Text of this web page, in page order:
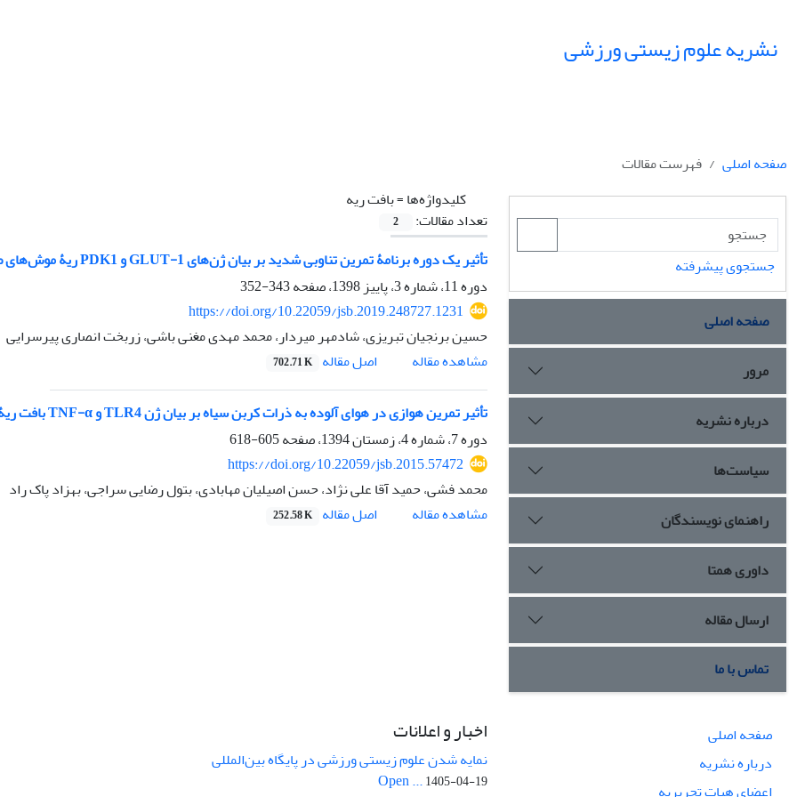
نشریه علوم زیستی ورزشی
صفحه اصلی
فهرست مقالات
کلیدواژه‌ها =بافت ریه
تعداد مقالات:
2
تأثیر یک دوره برنامۀ تمرین تناوبی شدید بر بیان ژن‌های GLUT-1 و PDK1 ریۀ موش‌های صحرایی
دوره 11، شماره 3، پاییز 1398، صفحه
343-352
https://doi.org/10.22059/jsb.2019.248727.1231
حسین برنجیان تبریزی، شادمهر میردار، محمد مهدی مغنی باشی، زربخت انصاری پیرسرایی
مشاهده مقاله
اصل مقاله 702.71 K
تأثیر تمرین هوازی در هوای آلوده به ذرات کربن سیاه بر بیان ژن TLR4 و TNF-α بافت ریۀ موش‌های صحرایی نر
دوره 7، شماره 4، زمستان 1394، صفحه
605-618
https://doi.org/10.22059/jsb.2015.57472
محمد فشی، حمید آقا علی نژاد، حسن اصیلیان مهابادی، بتول رضایی سراجی، بهزاد پاک راد
مشاهده مقاله
اصل مقاله 252.58 K
جستجوی پیشرفته
صفحه اصلی
مرور
درباره نشریه
سیاست‌ها
راهنمای نویسندگان
داوری همتا
ارسال مقاله
تماس با ما
صفحه اصلی
درباره نشریه
اعضای هیات تحریریه
اخبار و اعلانات
نمایه شدن علوم زیستی ورزشی در پایگاه بین‌المللی
Open ...1405-04-19